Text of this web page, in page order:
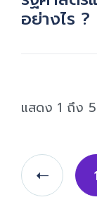
อย่างไร ?
แสดง 1 ถึง